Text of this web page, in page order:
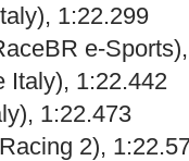
1:22.299
e-
Italy), 1:22.442
1:22.473
2),